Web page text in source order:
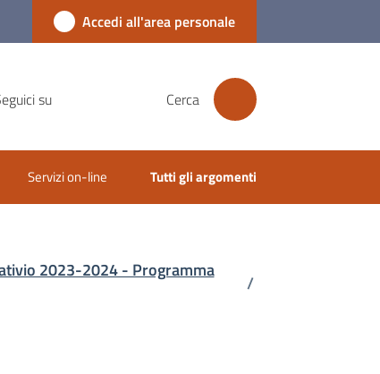
Accedi all'area personale
su Cerca
Servizi on-line Tutti gli argomenti
2023-2024 - Programma
/